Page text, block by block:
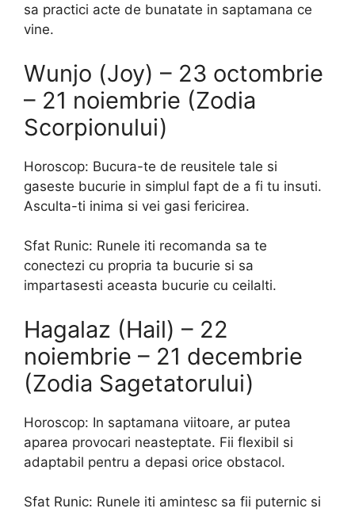
sa practici acte de bunatate in saptamana ce
vine.
Wunjo (Joy) – 23 octombrie
– 21 noiembrie (Zodia
Scorpionului)
Horoscop: Bucura-te de reusitele tale si
gaseste bucurie in simplul fapt de a fi tu insuti.
Asculta-ti inima si vei gasi fericirea.
Sfat Runic: Runele iti recomanda sa te
conectezi cu propria ta bucurie si sa
impartasesti aceasta bucurie cu ceilalti.
Hagalaz (Hail) – 22
noiembrie – 21 decembrie
(Zodia Sagetatorului)
Horoscop: In saptamana viitoare, ar putea
aparea provocari neasteptate. Fii flexibil si
adaptabil pentru a depasi orice obstacol.
Sfat Runic: Runele iti amintesc sa fii puternic si